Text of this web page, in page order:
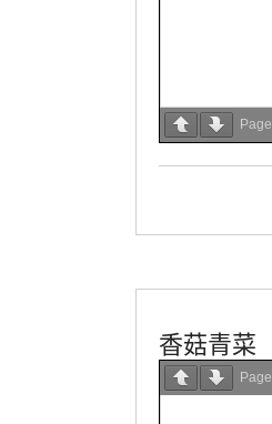
Page
香菇青菜
Page